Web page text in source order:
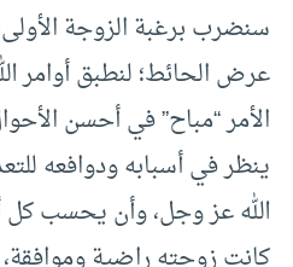
سنضرب برغبة الزوجة
عرض الحائط؛ لنطبق أوامر
الأمر “مباح” في أحسن
ينظر في أسبابه ودوافعه
الله عز وجل، وأن يحسب كل
كانت زوجته راضية